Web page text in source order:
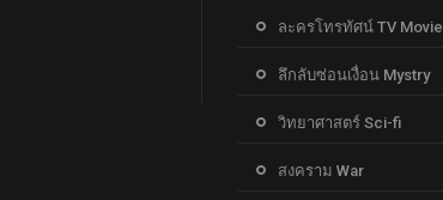
ละครโทรทัศน์ TV Movie
ลึกลับซ่อนเงื่อน Mystry
วิทยาศาสตร์ Sci-fi
สงคราม War